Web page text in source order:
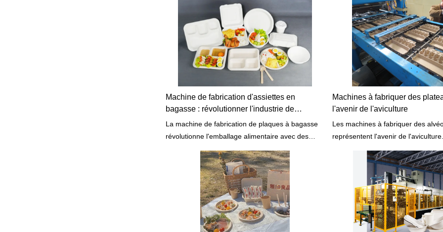
l'emballage en fibre moulée, une innovation
révolutionnaire qui va révolutionner le secteur.
Grâce à ses propriétés uniques et à ses
avantages environnementaux, l'emballage en fibre
moulée gagne rapidement en popularité et devient
la solution d'emballage durable de référence.
Machine de fabrication d'assiettes en
bagasse : révolutionner l'industrie de
l'emballage alimentaire
La machine de fabrication de plaques à bagasse
révolutionne l'emballage alimentaire avec des
efficaces, respectueux de l'environnement,&
produits en demande.
Machines à fabriquer des
l'avenir de l'aviculture
Les machines à fabriquer des
représentent l'avenir de
votre productivité, à réduire vos
économiser du temps et de